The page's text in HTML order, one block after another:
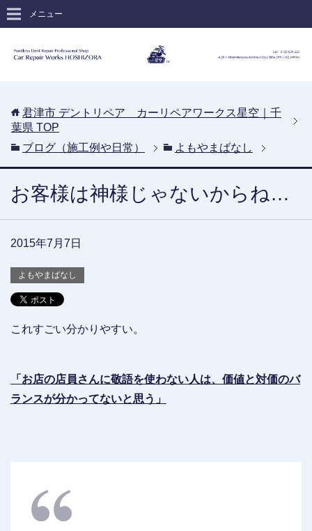
メニュー
君津市 デントリペア カーリペアワークス星空｜千
葉県 TOP
ブログ（施工例や日常）
よもやまばなし
お客様は神様じゃないからね…
2015年7月7日
よもやまばなし
これすごい分かりやすい。
「お店の店員さんに敬語を使わない人は、価値と対価のバ
ランスが分かってないと思う」